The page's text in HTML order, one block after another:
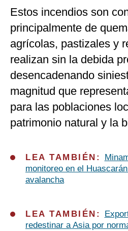
Estos incendios son
principalmente de
agrícolas, pastizales y
realizan sin la debida
desencadenando
magnitud que
para las poblaciones
patrimonio natural y la
LEA TAMBIÉN:
monitoreo en el
avalancha
LEA TAMBIÉN:
redestinar a Asia por